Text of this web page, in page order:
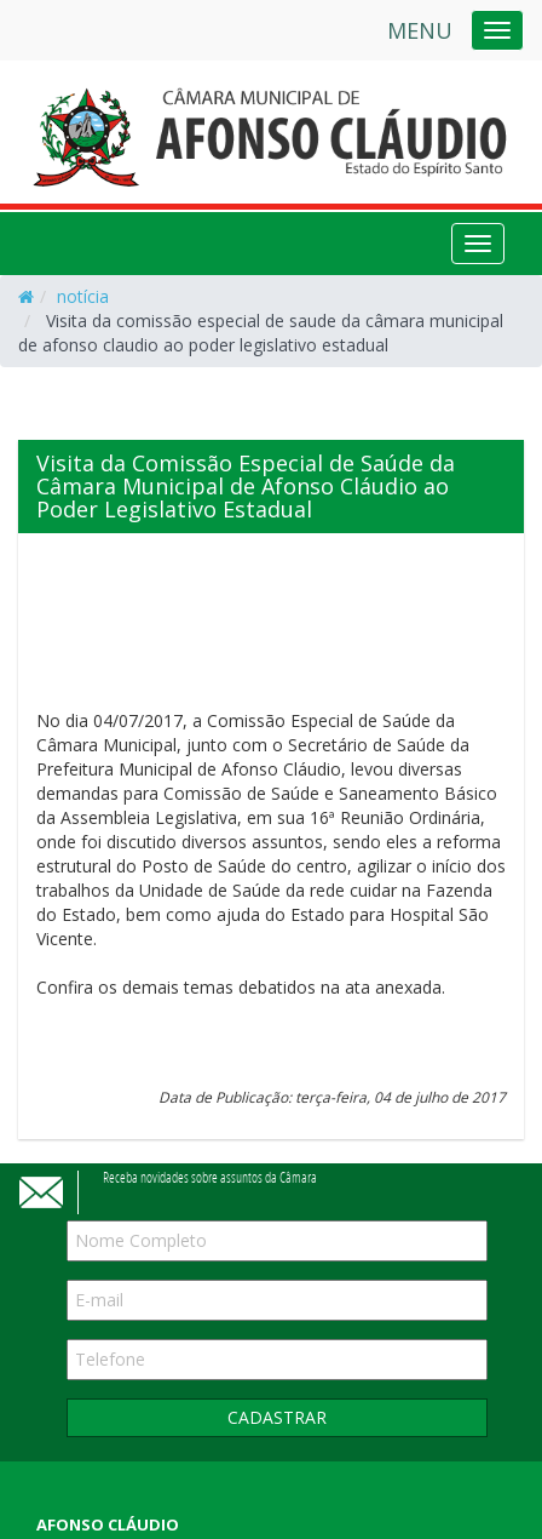
MENU
notícia
Visita da comissão especial de saude da câmara municipal
de afonso claudio ao poder legislativo estadual
Visita da Comissão Especial de Saúde da
Câmara Municipal de Afonso Cláudio ao
Poder Legislativo Estadual
No dia 04/07/2017, a Comissão Especial de Saúde da
Câmara Municipal, junto com o Secretário de Saúde da
Prefeitura Municipal de Afonso Cláudio, levou diversas
demandas para Comissão de Saúde e Saneamento Básico
da Assembleia Legislativa, em sua 16ª Reunião Ordinária,
onde foi discutido diversos assuntos, sendo eles a reforma
estrutural do Posto de Saúde do centro, agilizar o início dos
trabalhos da Unidade de Saúde da rede cuidar na Fazenda
do Estado, bem como ajuda do Estado para Hospital São
Vicente.
Confira os demais temas debatidos na ata anexada.
Data de Publicação: terça-feira, 04 de julho de 2017
Receba novidades sobre assuntos da Câmara
CADASTRAR
AFONSO CLÁUDIO